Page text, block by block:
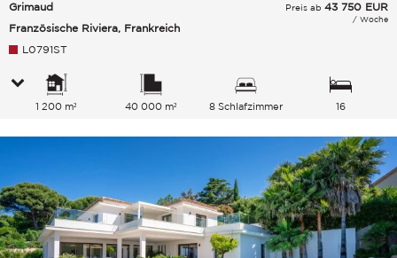
Grimaud
Französische Riviera, Frankreich
Preis ab 43 750 EUR
/ Woche
L0791ST
1 200 m² 40 000 m² 8 Schlafzimmer
16